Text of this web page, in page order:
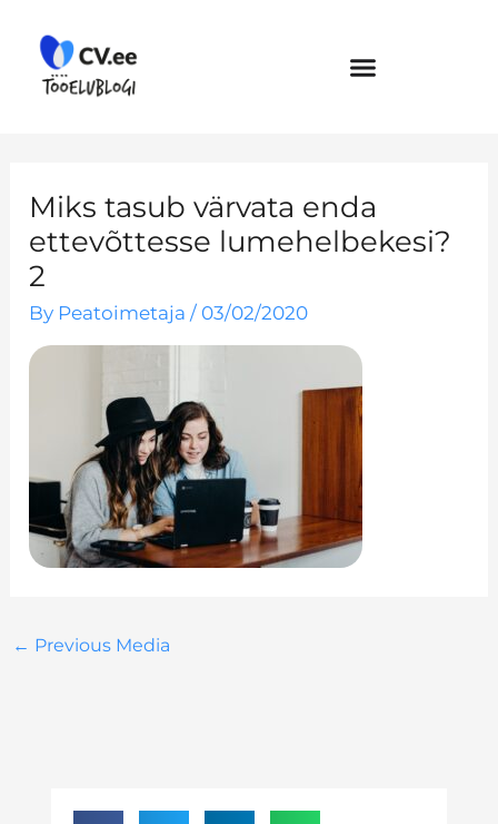
content
Miks tasub värvata enda
ettevõttesse lumehelbekesi?
2
By Peatoimetaja/ 03/02/2020
← Previous Media